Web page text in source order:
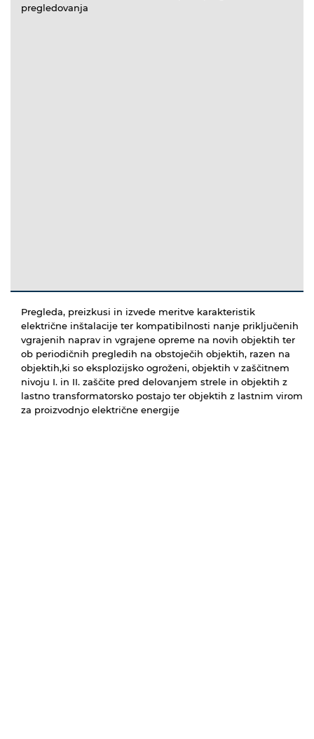
pregledovanja
Pregleda, preizkusi in izvede meritve karakteristik
električne inštalacije ter kompatibilnosti nanje priključenih
vgrajenih naprav in vgrajene opreme na novih objektih ter
ob periodičnih pregledih na obstoječih objektih, razen na
objektih,ki so eksplozijsko ogroženi, objektih v zaščitnem
nivoju I. in II. zaščite pred delovanjem strele in objektih z
lastno transformatorsko postajo ter objektih z lastnim virom
za proizvodnjo električne energije